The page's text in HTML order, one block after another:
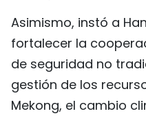
Asimismo, instó a
fortalecer la
de seguridad no
gestión de los
Mekong, el cambio